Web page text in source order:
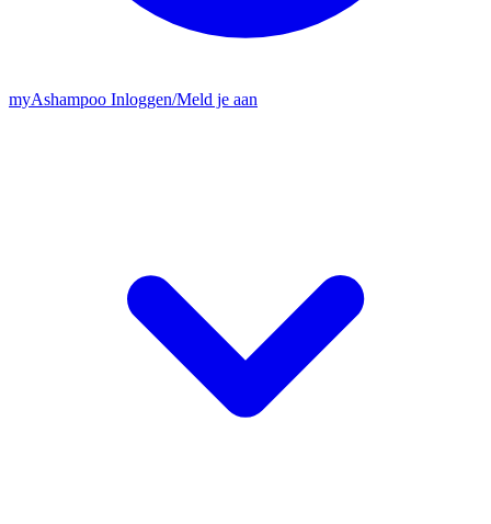
myAshampoo Inloggen/Meld je aan